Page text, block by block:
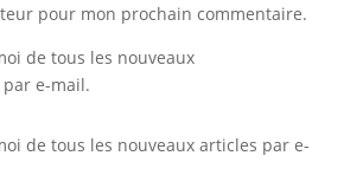
pour mon prochain commentaire.
de tous les nouveaux
e-mail.
de tous les nouveaux articles par e-